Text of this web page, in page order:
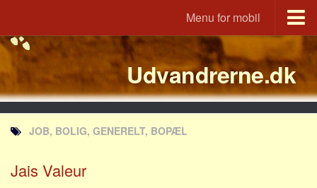
Menu for mobil
Portal
Udvandrerne.dk
Utvandrerne.no
Utvandrarna.se
Tyskland.dk
England.dk
Udvandrerne.dk
JOB, BOLIG, GENERELT, BOPÆL
Jais Valeur